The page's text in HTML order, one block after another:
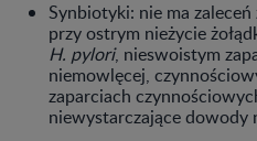
Synbiotyki: nie ma
przy ostrym nieżycie
H. pylori, nieswoistym
niemowlęcej,
zaparciach
niewystarczające dowody